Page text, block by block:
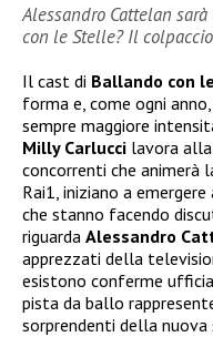
Alessandro Cattelan
con le Stelle? Il
Il cast di Ballando con
forma e, come ogni
sempre maggiore
Milly Carlucci lavora
concorrenti che animerà
Rai1, iniziano a
che stanno facendo
riguarda Alessandro
apprezzati della
esistono conferme
pista da ballo
sorprendenti della